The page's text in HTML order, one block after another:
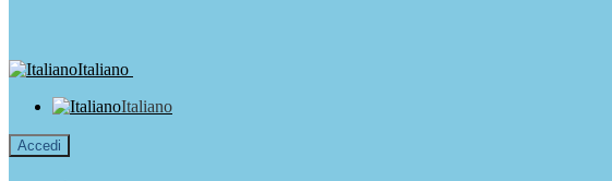
Italiano
Italiano
Accedi